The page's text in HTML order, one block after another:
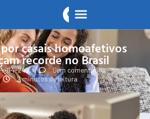
casais homoafetivos
recorde no Brasil
04-24
Sem comentários
2 minutos de leitura